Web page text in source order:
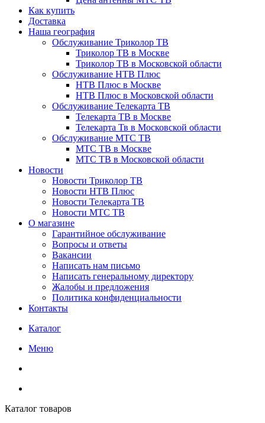
Как купить
Доставка
Наша география
Обслуживание Триколор ТВ
Триколор ТВ в Москве
Триколор ТВ в Московской области
Обслуживание НТВ Плюс
НТВ Плюс в Москве
НТВ Плюс в Московской области
Обслуживание Телекарта ТВ
Телекарта ТВ в Москве
Телекарта Тв в Московской области
Обслуживание МТС ТВ
МТС ТВ в Москве
МТС ТВ в Московской области
Новости
Новости Триколор ТВ
Новости НТВ Плюс
Новости Телекарта ТВ
Новости МТС ТВ
О магазине
Гарантийное обслуживание
Вопросы и ответы
Вакансии
Написать нам письмо
Написать генеральному директору
Жалобы и предложения
Политика конфиденциальности
Контакты
Каталог
Меню
Каталог товаров